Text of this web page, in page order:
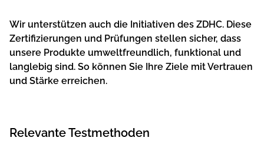
Wir unterstützen auch die Initiativen des ZDHC. Diese
Zertifizierungen und Prüfungen stellen sicher, dass
unsere Produkte umweltfreundlich, funktional und
langlebig sind. So können Sie Ihre Ziele mit Vertrauen
und Stärke erreichen.
Relevante Testmethoden